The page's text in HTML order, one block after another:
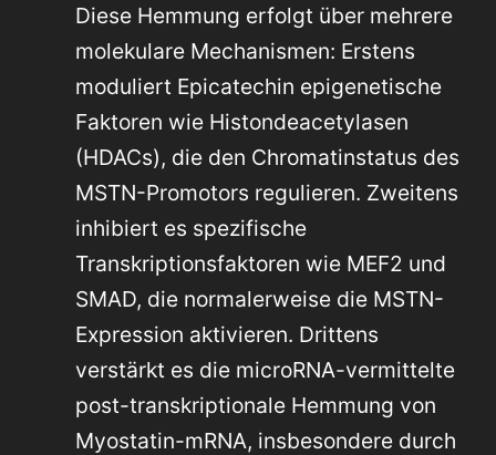
Diese Hemmung erfolgt über mehrere
molekulare Mechanismen: Erstens
moduliert Epicatechin epigenetische
Faktoren wie Histondeacetylasen
(HDACs), die den Chromatinstatus des
MSTN-Promotors regulieren. Zweitens
inhibiert es spezifische
Transkriptionsfaktoren wie MEF2 und
SMAD, die normalerweise die MSTN-
Expression aktivieren. Drittens
verstärkt es die microRNA-vermittelte
post-transkriptionale Hemmung von
Myostatin-mRNA, insbesondere durch